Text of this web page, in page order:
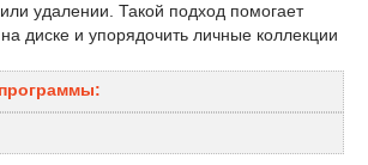
удалении. Такой подход помогает
диске и упорядочить личные коллекции